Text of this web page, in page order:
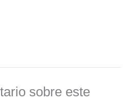
sobre este